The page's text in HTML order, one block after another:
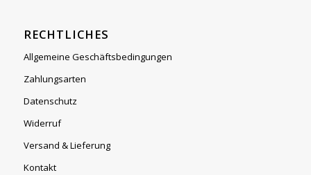
RECHTLICHES
Allgemeine Geschäftsbedingungen
Zahlungsarten
Datenschutz
Widerruf
Versand & Lieferung
Kontakt